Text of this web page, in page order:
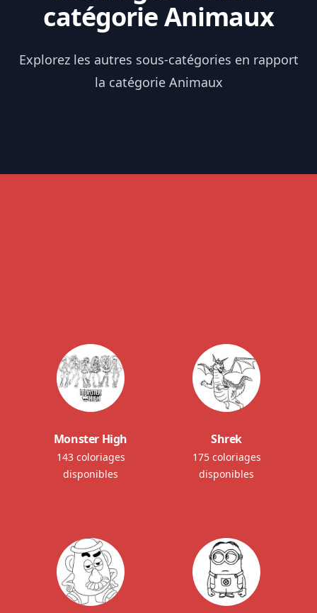
catégorie Animaux
Explorez les autres sous-catégories en rapport
la catégorie Animaux
Monster High
143 coloriages
disponibles
Shrek
175 coloriages
disponibles